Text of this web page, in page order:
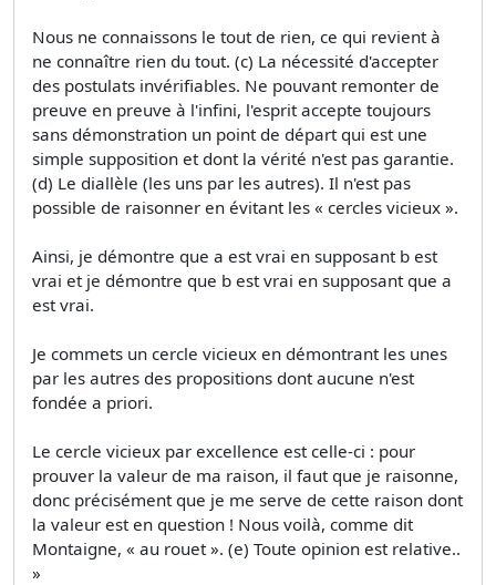
Nous ne connaissons le tout de rien, ce qui revient à
ne connaître rien du tout. (c) La nécessité d'accepter
des postulats invérifiables. Ne pouvant remonter de
preuve en preuve à l'infini, l'esprit accepte toujours
sans démonstration un point de départ qui est une
simple supposition et dont la vérité n'est pas garantie.
(d) Le diallèle (les uns par les autres). Il n'est pas
possible de raisonner en évitant les « cercles vicieux ».
Ainsi, je démontre que a est vrai en supposant b est
vrai et je démontre que b est vrai en supposant que a
est vrai.
Je commets un cercle vicieux en démontrant les unes
par les autres des propositions dont aucune n'est
fondée a priori.
Le cercle vicieux par excellence est celle-ci : pour
prouver la valeur de ma raison, il faut que je raisonne,
donc précisément que je me serve de cette raison dont
la valeur est en question ! Nous voilà, comme dit
Montaigne, « au rouet ». (e) Toute opinion est relative..
»